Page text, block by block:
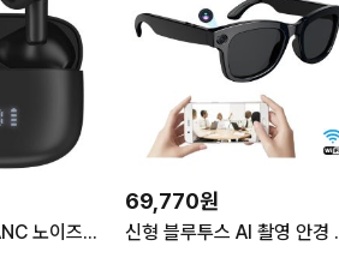
젤센 젤팟 프로 ANC 노이즈캔슬링 블루투스 무선 이어폰 ZELPODSPROB 블랙 멀티페어링 멀티포인트 8시간 방수 게이밍 휴대폰 블루투스이어폰
69,770원
신형 블루투스 AI